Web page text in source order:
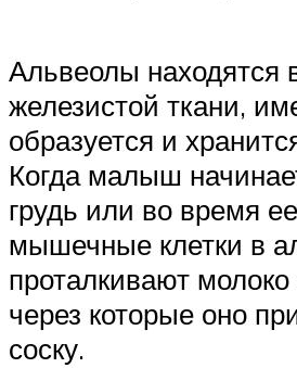
Альвеолы находятся
железистой ткани,
образуется и
Когда малыш
грудь или во время
мышечные клетки в
проталкивают молоко
через которые оно
соску.